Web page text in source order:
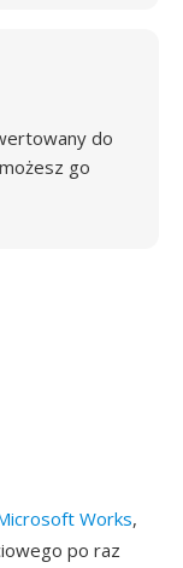
do
go
Works,
po raz